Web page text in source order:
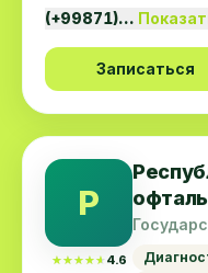
(+99871)…
Записаться
Р
★★★★★
★★★★★ 4.6